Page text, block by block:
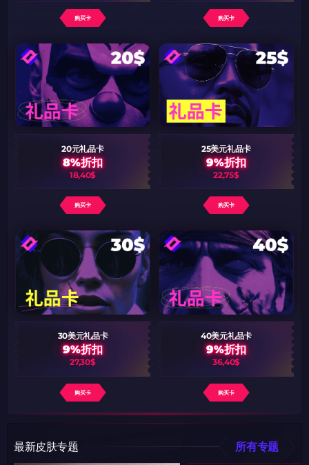
购买卡 购买卡
20元礼品卡
8%折扣
18,40$
购买卡
25美元礼品卡
9%折扣
22,75$
购买卡
30美元礼品卡
9%折扣
27,30$
购买卡
40美元礼品卡
9%折扣
36,40$
购买卡
最新皮肤专题 所有专题